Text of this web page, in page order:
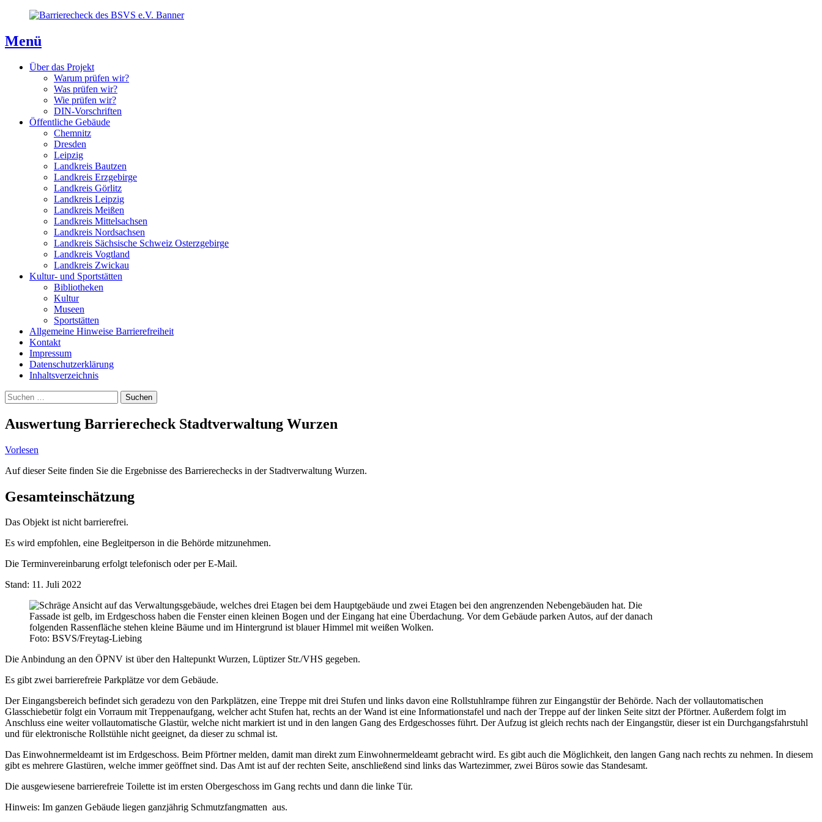
Inhaltsverzeichnis
Kontaktseite
Inhalt
Menü
Über das Projekt
Warum prüfen wir?
Was prüfen wir?
Wie prüfen wir?
DIN-Vorschriften
Öffentliche Gebäude
Chemnitz
Dresden
Leipzig
Landkreis Bautzen
Landkreis Erzgebirge
Landkreis Görlitz
Landkreis Leipzig
Landkreis Meißen
Landkreis Mittelsachsen
Landkreis Nordsachsen
Landkreis Sächsische Schweiz Osterzgebirge
Landkreis Vogtland
Landkreis Zwickau
Kultur- und Sportstätten
Bibliotheken
Kultur
Museen
Sportstätten
Allgemeine Hinweise Barrierefreiheit
Kontakt
Impressum
Datenschutzerklärung
Inhaltsverzeichnis
Suche
Suchen
nach:
Auswertung Barrierecheck Stadtverwaltung Wurzen
Vorlesen
Auf dieser Seite finden Sie die Ergebnisse des Barrierechecks in der Stadtverwaltung Wurzen.
Gesamteinschätzung
Das Objekt ist nicht barrierefrei.
Es wird empfohlen, eine Begleitperson in die Behörde mitzunehmen.
Die Terminvereinbarung erfolgt telefonisch oder per E-Mail.
Stand: 11. Juli 2022
Foto: BSVS/Freytag-Liebing
Die Anbindung an den ÖPNV ist über den Haltepunkt Wurzen, Lüptizer Str./VHS gegeben.
Es gibt zwei barrierefreie Parkplätze vor dem Gebäude.
Der Eingangsbereich befindet sich geradezu von den Parkplätzen, eine Treppe mit drei Stufen und links davon eine Rollstuhlrampe führen zur Eingangstür der Behörde. Nach der vollautomatischen
Glasschiebetür folgt ein Vorraum mit Treppenaufgang, welcher acht Stufen hat, rechts an der Wand ist eine Informationstafel und nach der Treppe auf der linken Seite sitzt der Pförtner. Außerdem folgt im
Anschluss eine weiter vollautomatische Glastür, welche nicht markiert ist und in den langen Gang des Erdgeschosses führt. Der Aufzug ist gleich rechts nach der Eingangstür, dieser ist ein Durchgangsfahrstuhl
und für elektronische Rollstühle nicht geeignet, da dieser zu schmal ist.
Das Einwohnermeldeamt ist im Erdgeschoss. Beim Pförtner melden, damit man direkt zum Einwohnermeldeamt gebracht wird. Es gibt auch die Möglichkeit, den langen Gang nach rechts zu nehmen. In diesem
gibt es mehrere Glastüren, welche immer geöffnet sind. Das Amt ist auf der rechten Seite, anschließend sind links das Wartezimmer, zwei Büros sowie das Standesamt.
Die ausgewiesene barrierefreie Toilette ist im ersten Obergeschoss im Gang rechts und dann die linke Tür.
Hinweis: Im ganzen Gebäude liegen ganzjährig Schmutzfangmatten aus.